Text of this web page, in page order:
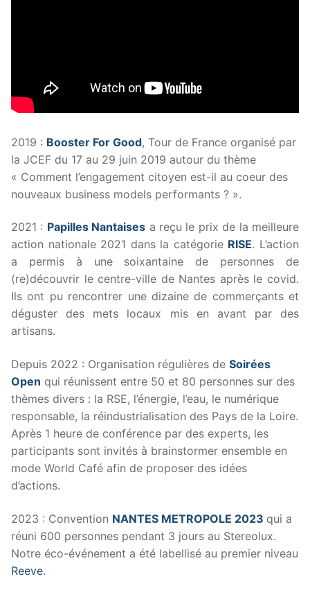
2019 : Booster For Good, Tour de France organisé par
la JCEF du 17 au 29 juin 2019 autour du thème
« Comment l’engagement citoyen est-il au coeur des
nouveaux business models performants ? ».
2021 : Papilles Nantaises a reçu le prix de la meilleure
action nationale 2021 dans la catégorie RISE. L’action
a permis à une soixantaine de personnes de
(re)découvrir le centre-ville de Nantes après le covid.
Ils ont pu rencontrer une dizaine de commerçants et
déguster des mets locaux mis en avant par des
artisans.
Depuis 2022 : Organisation régulières de Soirées
Open qui réunissent entre 50 et 80 personnes sur des
thèmes divers : la RSE, l’énergie, l’eau, le numérique
responsable, la réindustrialisation des Pays de la Loire.
Après 1 heure de conférence par des experts, les
participants sont invités à brainstormer ensemble en
mode World Café afin de proposer des idées
d’actions.
2023 : Convention NANTES METROPOLE 2023 qui a
réuni 600 personnes pendant 3 jours au Stereolux.
Notre éco-événement a été labellisé au premier niveau
Reeve.